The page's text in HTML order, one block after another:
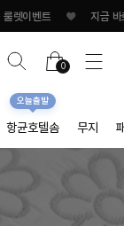
♥ 지금 바로 돌려보
0
항균호텔솜
오늘출발
무지